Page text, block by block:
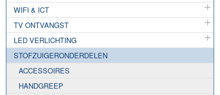
WIFI & ICT
TV ONTVANGST
LED VERLICHTING
STOFZUIGERONDERDELEN
ACCESSOIRES
HANDGREEP